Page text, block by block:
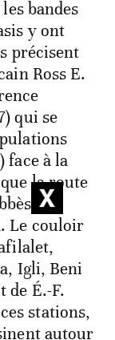
bandes
y ont
précisent
Ross E.
qui se
face à la
la route
et
Le couloir
Igli, Beni
de É.-F.
stations,
autour